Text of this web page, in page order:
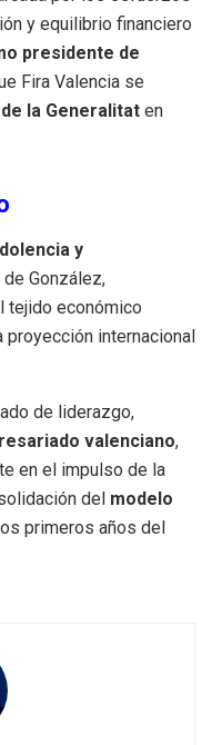
y equilibrio financiero
presidente de
Fira Valencia se
la Generalitat en
y
González,
tejido económico
internacional
de liderazgo,
valenciano,
en el impulso de la
del modelo
primeros años del